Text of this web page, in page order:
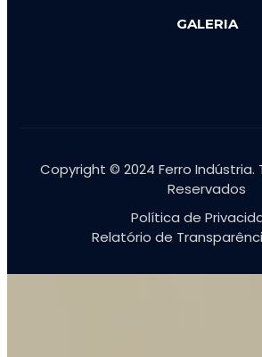
GALERIA
Copyright © 2024 Ferro Indústria.
Reservados
Política de
Relatório de